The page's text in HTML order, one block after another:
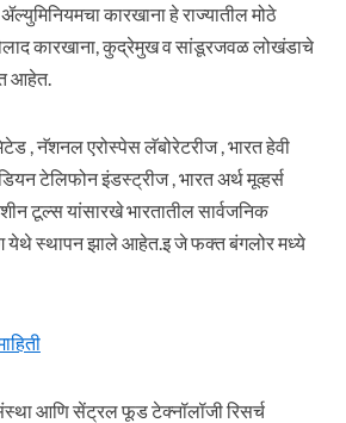
कारखाना हे राज्यातील मोठे
कारखाना, कुद्रेमुख व सांडूरजवळ लोखंडाचे
आहेत.
, नॅशनल एरोस्पेस लॅबोरेटरीज , भारत हेवी
टेलिफोन इंडस्ट्रीज , भारत अर्थ मूव्हर्स
टूल्स यांसारखे भारतातील सार्वजनिक
येथे स्थापन झाले आहेत.इ जे फक्त बंगलोर मध्ये
आणि सेंट्रल फूड टेक्नॉलॉजी रिसर्च